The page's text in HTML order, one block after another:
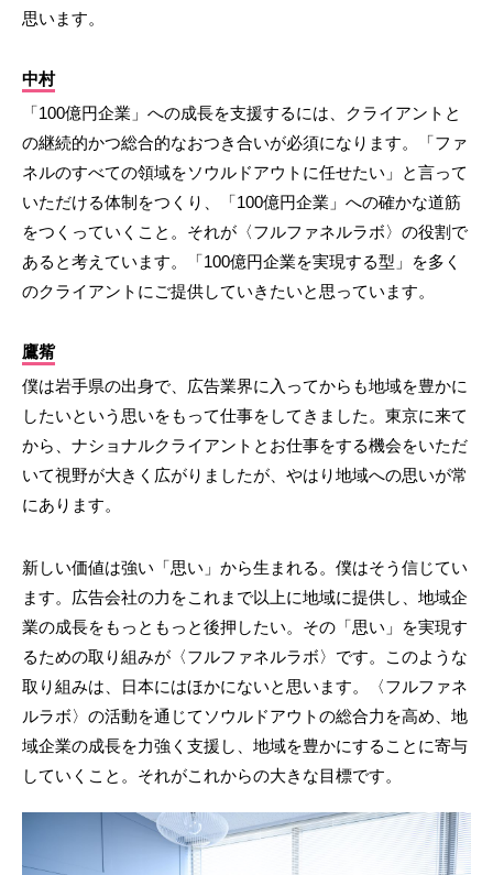
思います。
中村
「100億円企業」への成長を支援するには、クライアントと
の継続的かつ総合的なおつき合いが必須になります。「ファ
ネルのすべての領域をソウルドアウトに任せたい」と言って
いただける体制をつくり、「100億円企業」への確かな道筋
をつくっていくこと。それが〈フルファネルラボ〉の役割で
あると考えています。「100億円企業を実現する型」を多く
のクライアントにご提供していきたいと思っています。
鷹觜
僕は岩手県の出身で、広告業界に入ってからも地域を豊かに
したいという思いをもって仕事をしてきました。東京に来て
から、ナショナルクライアントとお仕事をする機会をいただ
いて視野が大きく広がりましたが、やはり地域への思いが常
にあります。
新しい価値は強い「思い」から生まれる。僕はそう信じてい
ます。広告会社の力をこれまで以上に地域に提供し、地域企
業の成長をもっともっと後押したい。その「思い」を実現す
るための取り組みが〈フルファネルラボ〉です。このような
取り組みは、日本にはほかにないと思います。〈フルファネ
ルラボ〉の活動を通じてソウルドアウトの総合力を高め、地
域企業の成長を力強く支援し、地域を豊かにすることに寄与
していくこと。それがこれからの大きな目標です。